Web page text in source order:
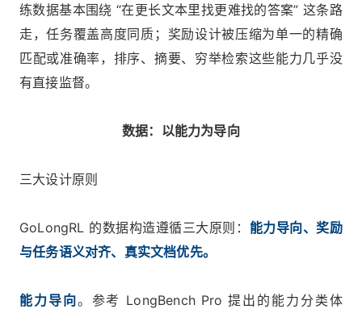
练数据基本围绕 “在更长文本里找更难找的答案” 这条路
走，任务覆盖高度同质；奖励设计被压缩为单一的精确
匹配或准确率，排序、摘要、穷举检索这些能力几乎没
有直接监督。
数据：以能力为导向
三大设计原则
GoLongRL 的数据构造遵循三大原则： 能力导向、奖励
与任务语义对齐、真实文档优先。
能力导向。参考 LongBench Pro 提出的能力分类体